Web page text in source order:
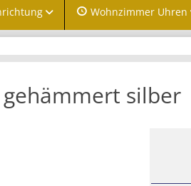
Wohnzimmer Uhren
gehämmert silber